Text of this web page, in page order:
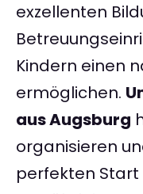
exzellenten
Kindern einen
ermöglichen.
aus Augsburg
organisieren
perfekten Start